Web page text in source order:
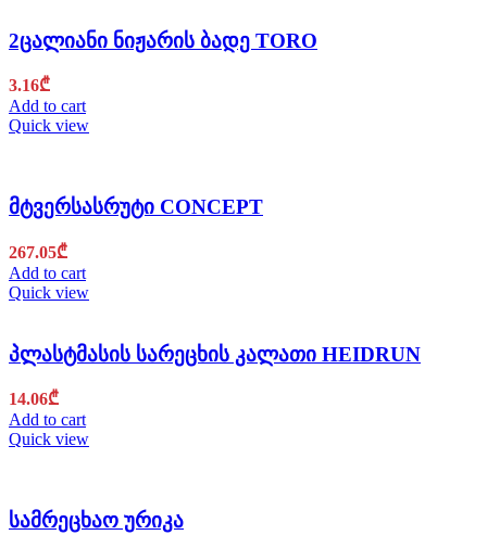
2ცალიანი ნიჟარის ბადე TORO
3.16₾
Add to cart
Quick view
მტვერსასრუტი CONCEPT
267.05₾
Add to cart
Quick view
პლასტმასის სარეცხის კალათი HEIDRUN
14.06₾
Add to cart
Quick view
სამრეცხაო ურიკა